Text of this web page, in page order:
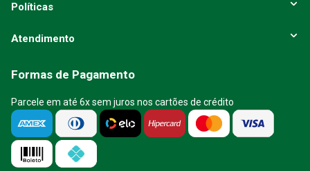
Políticas
Atendimento
Formas de Pagamento
Parcele em até 6x sem juros nos cartões de crédito